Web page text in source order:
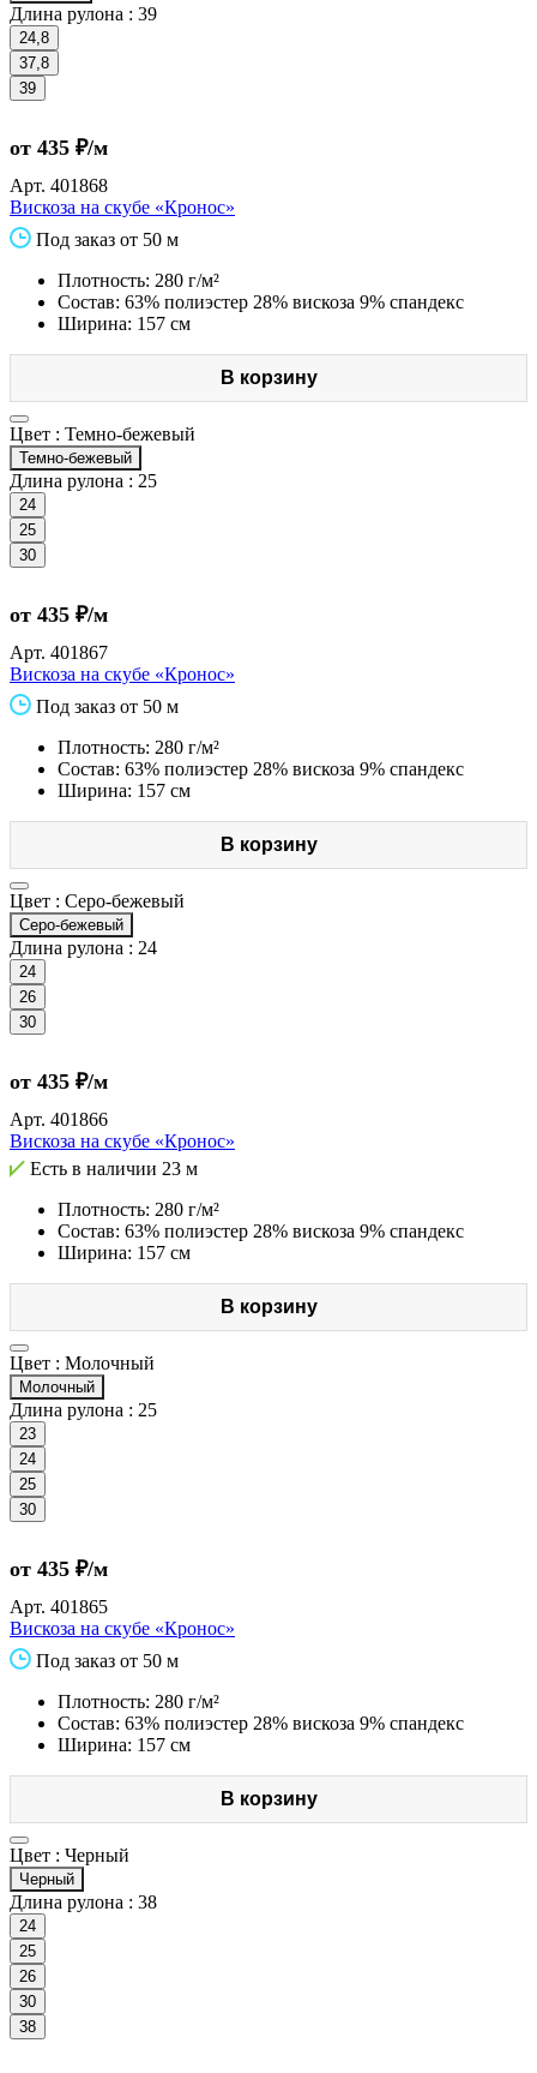
Длина рулона : 39
24,8
37,8
39
от 435 ₽/м
Арт. 401868
Вискоза на скубе «Кронос»
Под заказ от 50 м
Плотность: 280 г/м²
Состав: 63% полиэстер 28% вискоза 9% спандекс
Ширина: 157 см
В корзину
Цвет : Темно-бежевый
Темно-бежевый
Длина рулона : 25
24
25
30
от 435 ₽/м
Арт. 401867
Вискоза на скубе «Кронос»
Под заказ от 50 м
Плотность: 280 г/м²
Состав: 63% полиэстер 28% вискоза 9% спандекс
Ширина: 157 см
В корзину
Цвет : Серо-бежевый
Серо-бежевый
Длина рулона : 24
24
26
30
от 435 ₽/м
Арт. 401866
Вискоза на скубе «Кронос»
Есть в наличии 23 м
Плотность: 280 г/м²
Состав: 63% полиэстер 28% вискоза 9% спандекс
Ширина: 157 см
В корзину
Цвет : Молочный
Молочный
Длина рулона : 25
23
24
25
30
от 435 ₽/м
Арт. 401865
Вискоза на скубе «Кронос»
Под заказ от 50 м
Плотность: 280 г/м²
Состав: 63% полиэстер 28% вискоза 9% спандекс
Ширина: 157 см
В корзину
Цвет : Черный
Черный
Длина рулона : 38
24
25
26
30
38